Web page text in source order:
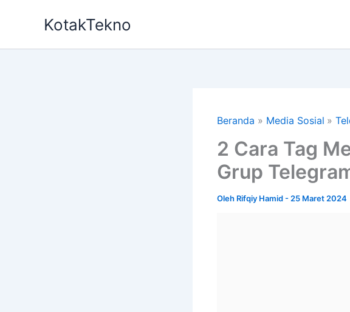
KotakTekno
Beranda Media Sosial
2 Cara Tag
Grup
Oleh Rifqiy Hamid- 25 Maret 2024